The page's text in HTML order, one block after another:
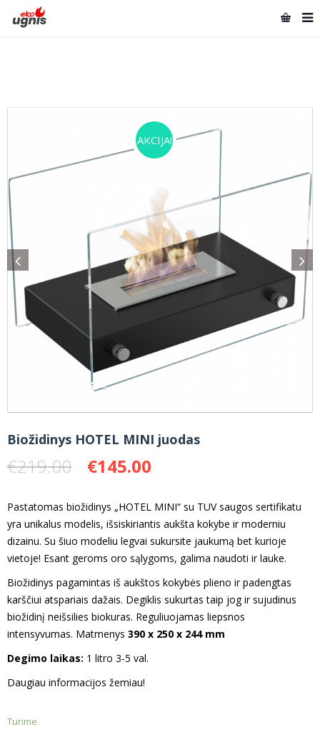
AKCIJA!
Biožidinys HOTEL MINI juodas
€219.00 Original
was:
€219.00.
€145.00
is:
€145.00.
Pastatomas biožidinys „HOTEL MINI“ su TUV saugos sertifikatu
yra unikalus modelis, išsiskiriantis aukšta kokybe ir moderniu
dizainu. Su šiuo modeliu legvai sukursite jaukumą bet kurioje
vietoje! Esant geroms oro sąlygoms, galima naudoti ir lauke.
Biožidinys pagamintas iš aukštos kokybės plieno ir padengtas
karščiui atspariais dažais. Degiklis sukurtas taip jog ir sujudinus
biožidinį neišsilies biokuras. Reguliuojamas liepsnos
intensyvumas. Matmenys 390 x 250 x 244 mm
Degimo laikas: 1 litro 3-5 val.
Daugiau informacijos žemiau!
Turime